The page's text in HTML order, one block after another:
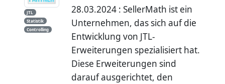
JTL
Statistik
Controlling
28.03.2024 : SellerMath ist ein
Unternehmen, das sich auf die
Entwicklung von JTL-
Erweiterungen spezialisiert hat.
Diese Erweiterungen sind
darauf ausgerichtet, den